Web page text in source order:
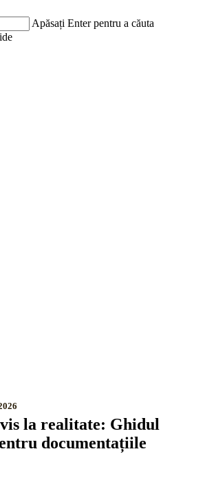
Apăsați Enter pentru a căuta
la realitate: Ghidul
documentațiile